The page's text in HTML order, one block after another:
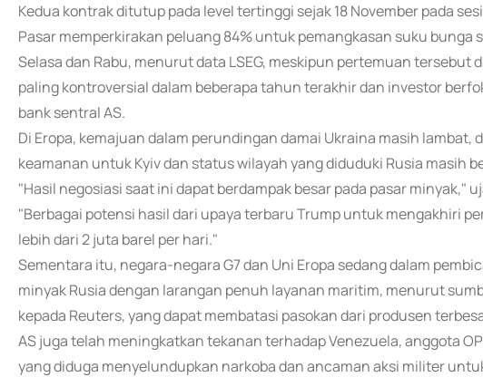
Kedua kontrak ditutup pada level tertinggi sejak 18 November pada
Pasar memperkirakan peluang 84% untuk pemangkasan suku bunga
Selasa dan Rabu, menurut data LSEG, meskipun pertemuan tersebut
paling kontroversial dalam beberapa tahun terakhir dan investor
bank sentral AS.
Di Eropa, kemajuan dalam perundingan damai Ukraina masih
keamanan untuk Kyiv dan status wilayah yang diduduki Rusia masih
"Hasil negosiasi saat ini dapat berdampak besar pada pasar minyak,"
"Berbagai potensi hasil dari upaya terbaru Trump untuk mengakhiri
lebih dari 2 juta barel per hari."
Sementara itu, negara-negara G7 dan Uni Eropa sedang dalam
minyak Rusia dengan larangan penuh layanan maritim, menurut
kepada Reuters, yang dapat membatasi pasokan dari produsen
AS juga telah meningkatkan tekanan terhadap Venezuela, anggota
yang diduga menyelundupkan narkoba dan ancaman aksi militer